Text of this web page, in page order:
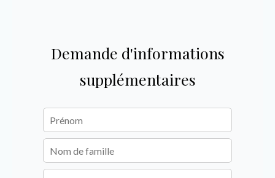
Demande d'informations
supplémentaires